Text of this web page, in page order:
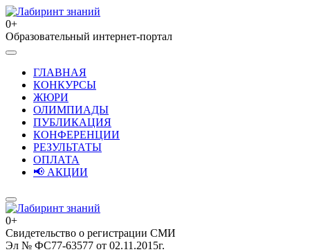
Перейти
к
содержимому
(нажмите
Лабиринт знаний
0+
Образовательный интернет-портал
ГЛАВНАЯ
КОНКУРСЫ
ЖЮРИ
ОЛИМПИАДЫ
ПУБЛИКАЦИЯ
КОНФЕРЕНЦИИ
РЕЗУЛЬТАТЫ
ОПЛАТА
📢 АКЦИИ
Лабиринт знаний
0+
Свидетельство о регистрации СМИ
Эл № ФС77-63577 от 02.11.2015г.